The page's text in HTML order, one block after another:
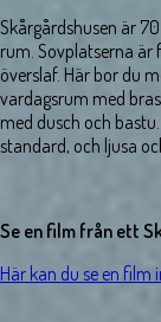
Skårgårdshusen är
rum. Sovplatserna är
överslaf. Här bor du
vardagsrum med
med dusch och
standard, och ljusa
Se en film från ett
Här kan du se en film